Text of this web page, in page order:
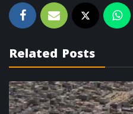
Related Posts